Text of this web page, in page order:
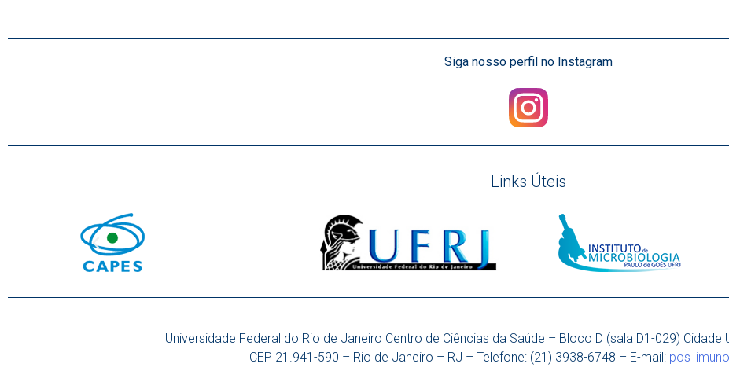
Siga nosso perfil no Instagram
Links Úteis
Universidade Federal do Rio de Janeiro Centro de Ciências da Saúde – Bloco D (sala D1-029)
CEP 21.941-590 – Rio de Janeiro – RJ – Telefone: (21) 3938-6748 – E-mail: